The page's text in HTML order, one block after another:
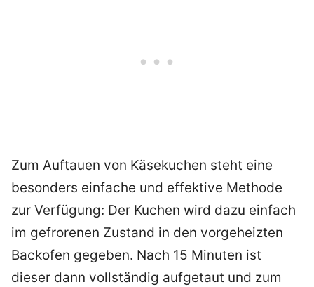
Zum Auftauen von Käsekuchen steht eine
besonders einfache und effektive Methode
zur Verfügung: Der Kuchen wird dazu einfach
im gefrorenen Zustand in den vorgeheizten
Backofen gegeben. Nach 15 Minuten ist
dieser dann vollständig aufgetaut und zum